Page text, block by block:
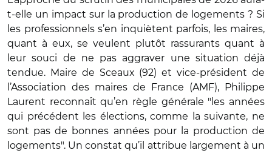
t-elle un impact sur la production de logements ? Si
les professionnels s’en inquiètent parfois, les maires,
quant à eux, se veulent plutôt rassurants quant à
leur souci de ne pas aggraver une situation déjà
tendue. Maire de Sceaux (92) et vice-président de
l’Association des maires de France (AMF), Philippe
Laurent reconnaît qu’en règle générale "les années
qui précédent les élections, comme la suivante, ne
sont pas de bonnes années pour la production de
logements". Un constat qu’il attribue largement à un